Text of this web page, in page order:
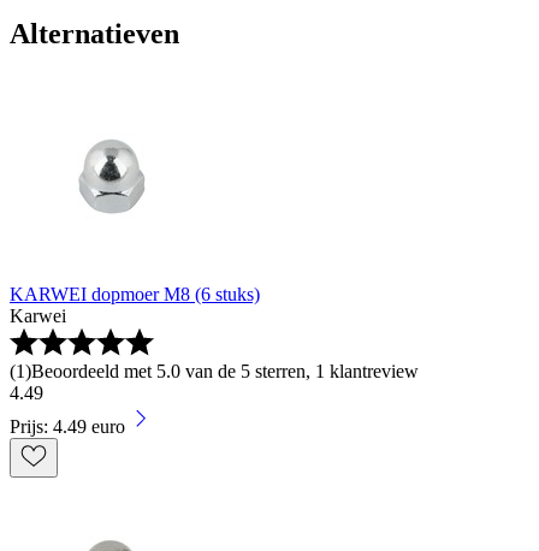
Alternatieven
KARWEI dopmoer M8 (6 stuks)
Karwei
(1)Beoordeeld met 5.0 van de 5 sterren, 1 klantreview
4.49
Prijs: 4.49 euro